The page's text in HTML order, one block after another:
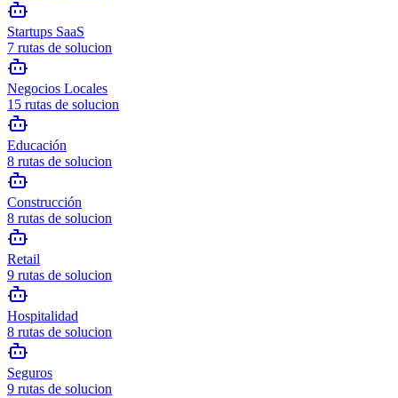
Startups SaaS
7 rutas de solucion
Negocios Locales
15 rutas de solucion
Educación
8 rutas de solucion
Construcción
8 rutas de solucion
Retail
9 rutas de solucion
Hospitalidad
8 rutas de solucion
Seguros
9 rutas de solucion